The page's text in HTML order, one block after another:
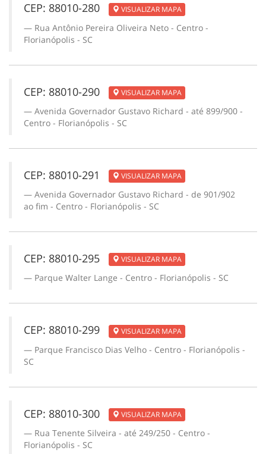
CEP: 88010-280 VISUALIZAR MAPA
Rua Antônio Pereira Oliveira Neto - Centro -
Florianópolis - SC
CEP: 88010-290 VISUALIZAR MAPA
Avenida Governador Gustavo Richard - até 899/900 -
Centro - Florianópolis - SC
CEP: 88010-291 VISUALIZAR MAPA
Avenida Governador Gustavo Richard - de 901/902
ao fim - Centro - Florianópolis - SC
CEP: 88010-295 VISUALIZAR MAPA
Parque Walter Lange - Centro - Florianópolis - SC
CEP: 88010-299 VISUALIZAR MAPA
Parque Francisco Dias Velho - Centro - Florianópolis -
SC
CEP: 88010-300 VISUALIZAR MAPA
Rua Tenente Silveira - até 249/250 - Centro -
Florianópolis - SC